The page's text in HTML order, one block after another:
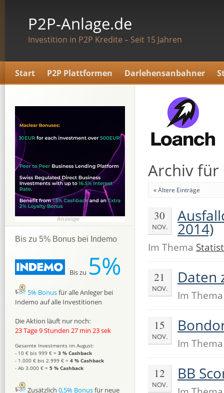
P2P-Anlage.de
Investition in P2P Kredite – Seit 15 Jahren
Start P2P Plattformen Darlehensanbahner
Archiv für
« Ältere Einträge
30
NOV. 2014)
Im Thema
21
NOV.
Daten
Im
15
NOV. Im
12
NOV.
BB
Bis zu 5% Bonus bei Indemo
Bis zu 5%
5% Bonusfür alle Anleger bei
Indemo auf alle Investitionen
Die Aktion läuft nur noch:
23 Tage 9 Stunden 27 min 22 sek
Gesamte Investments im August:
- 10 € bis 999 € = 3 % Cashback
- 1.000 € bis 2.999 € = 4 % Cashback
- Ab 3.000 € = 5 % Cashback
Zusätzlich 0,5% Bonusfür neue